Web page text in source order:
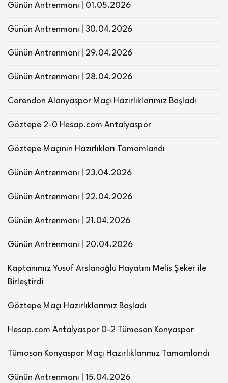
Günün Antrenmanı | 01.05.2026
Günün Antrenmanı | 30.04.2026
Günün Antrenmanı | 29.04.2026
Günün Antrenmanı | 28.04.2026
Corendon Alanyaspor Maçı Hazırlıklarımız Başladı
Göztepe 2-0 Hesap.com Antalyaspor
Göztepe Maçının Hazırlıkları Tamamlandı
Günün Antrenmanı | 23.04.2026
Günün Antrenmanı | 22.04.2026
Günün Antrenmanı | 21.04.2026
Günün Antrenmanı | 20.04.2026
Kaptanımız Yusuf Arslanoğlu Hayatını Melis Şeker ile
Birleştirdi
Göztepe Maçı Hazırlıklarımız Başladı
Hesap.com Antalyaspor 0-2 Tümosan Konyaspor
Tümosan Konyaspor Maçı Hazırlıklarımız Tamamlandı
Günün Antrenmanı | 15.04.2026